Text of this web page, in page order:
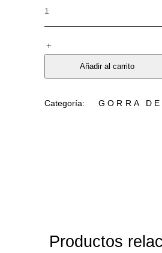
Añadir al carrito
Categoría: GORRA
Productos